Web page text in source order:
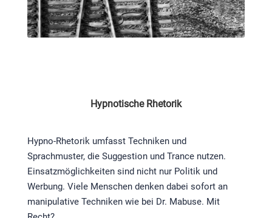
Hypnotische Rhetorik
Hypno-Rhetorik umfasst Techniken und
Sprachmuster, die Suggestion und Trance nutzen.
Einsatzmöglichkeiten sind nicht nur Politik und
Werbung. Viele Menschen denken dabei sofort an
manipulative Techniken wie bei Dr. Mabuse. Mit